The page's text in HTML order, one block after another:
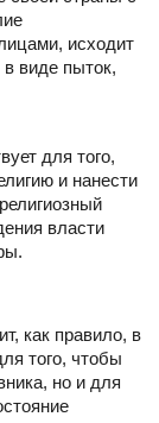
исходит
виде пыток,
для того,
и нанести
власти
как правило, в
того, чтобы
но и для